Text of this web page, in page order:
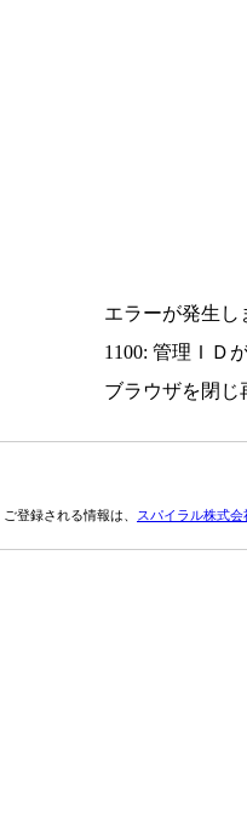
エラーが発生し
1100: 管理ＩＤ
ブラウザを閉じ
ご登録される情報は、 スパイラル株式会